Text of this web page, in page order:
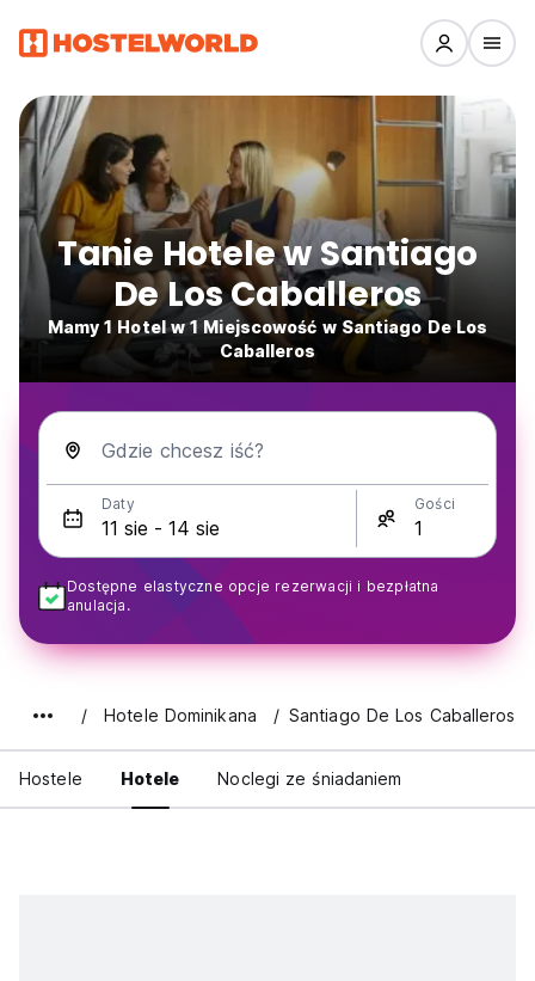
Tanie Hotele w Santiago
De Los Caballeros
Mamy 1 Hotel w 1 Miejscowość w Santiago De Los
Caballeros
Gdzie chcesz iść?
Daty Gości
Dostępne elastyczne opcje rezerwacji i bezpłatna
anulacja.
Hotele Dominikana Santiago De Los Caballeros
Hostele Hotele Noclegi ze śniadaniem